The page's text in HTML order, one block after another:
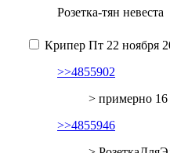
Розетка-тян невеста
Крипер Пт 22 ноября
>>4855902
> примерно 16
>>4855946